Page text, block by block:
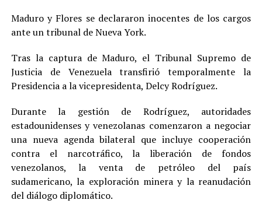
Maduro y Flores se declararon inocentes de los cargos
ante un tribunal de Nueva York.
Tras la captura de Maduro, el Tribunal Supremo de
Justicia de Venezuela transfirió temporalmente la
Presidencia a la vicepresidenta, Delcy Rodríguez.
Durante la gestión de Rodríguez, autoridades
estadounidenses y venezolanas comenzaron a negociar
una nueva agenda bilateral que incluye cooperación
contra el narcotráfico, la liberación de fondos
venezolanos, la venta de petróleo del país
sudamericano, la exploración minera y la reanudación
del diálogo diplomático.